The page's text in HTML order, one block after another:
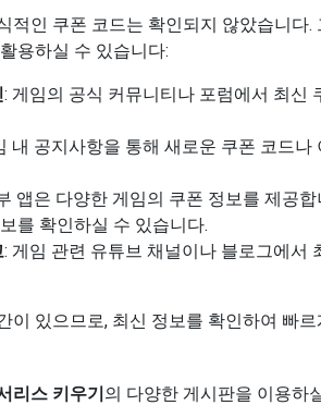
적인 쿠폰 코드는 확인되지 않았습니다.
용하실 수 있습니다:
: 게임의 공식 커뮤니티나 포럼에서 최신
내 공지사항을 통해 새로운 쿠폰 코드나
앱은 다양한 게임의 쿠폰 정보를 제공
를 확인하실 수 있습니다.
: 게임 관련 유튜브 채널이나 블로그에서
이 있으므로, 최신 정보를 확인하여 빠
리스 키우기의 다양한 게시판을 이용하